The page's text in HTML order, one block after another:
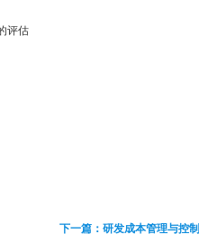
评估
下一篇：研发成本管理与控制